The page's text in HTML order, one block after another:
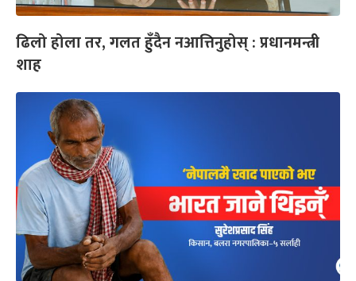
ढिलो होला तर, गलत हुँदैन नआत्तिनुहोस् : प्रधानमन्त्री
शाह